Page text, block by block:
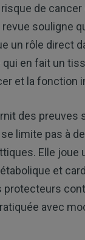
de cancer
revue souligne
un rôle direct
en fait un
et la fonction
des preuves
limite pas à
Elle joue
et
avec